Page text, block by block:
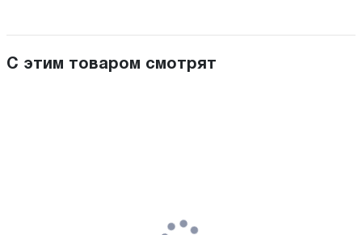
С этим товаром смотрят